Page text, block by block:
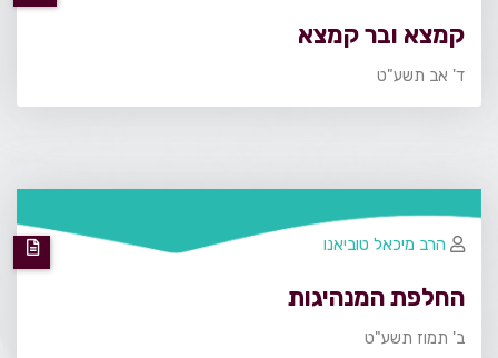
קמצא ובר קמצא
ד' אב תשע"ט
החלפת המנהיגות
ב' תמוז תשע"ט
הרב מיכאל טוביאנו